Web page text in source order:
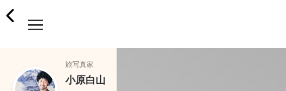
旅写真家
小原白山